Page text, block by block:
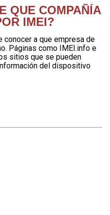
QUE COMPAÑÍA
IMEI?
conocer a que empresa de
Páginas como IMEI.info e
sitios que se pueden
del dispositivo